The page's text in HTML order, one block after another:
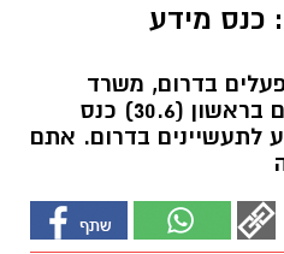
כנס מידע
בדרום, משרד
הכלכלה והתעשייה יקיים בראשון (30.6) כנס
לתעשיינים בדרום. אתם